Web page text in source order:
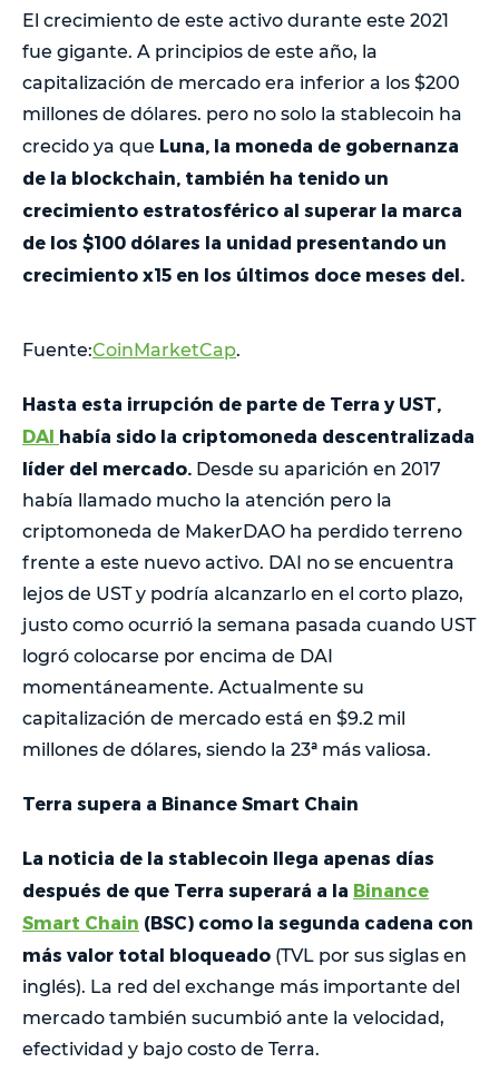
El crecimiento de este activo durante este 2021
fue gigante. A principios de este año, la
capitalización de mercado era inferior a los $200
millones de dólares. pero no solo la stablecoin ha
crecido ya que Luna, la moneda de gobernanza
de la blockchain, también ha tenido un
crecimiento estratosférico al superar la marca
de los $100 dólares la unidad presentando un
crecimiento x15 en los últimos doce meses del.
Fuente:CoinMarketCap.
Hasta esta irrupción de parte de Terra y UST,
DAI había sido la criptomoneda descentralizada
líder del mercado. Desde su aparición en 2017
había llamado mucho la atención pero la
criptomoneda de MakerDAO ha perdido terreno
frente a este nuevo activo. DAI no se encuentra
lejos de UST y podría alcanzarlo en el corto plazo,
justo como ocurrió la semana pasada cuando UST
logró colocarse por encima de DAI
momentáneamente. Actualmente su
capitalización de mercado está en $9.2 mil
millones de dólares, siendo la 23ª más valiosa.
Terra supera a Binance Smart Chain
La noticia de la stablecoin llega apenas días
después de que Terra superará a la Binance
Smart Chain (BSC) como la segunda cadena con
más valor total bloqueado (TVL por sus siglas en
inglés). La red del exchange más importante del
mercado también sucumbió ante la velocidad,
efectividad y bajo costo de Terra.